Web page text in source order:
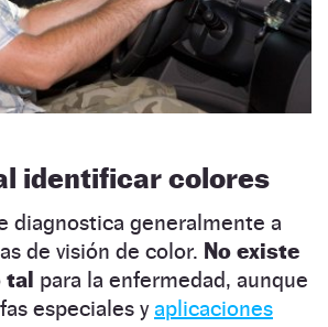
identificar colores
diagnostica generalmente a
de visión de color. No existe
para la enfermedad, aunque
especiales yaplicaciones